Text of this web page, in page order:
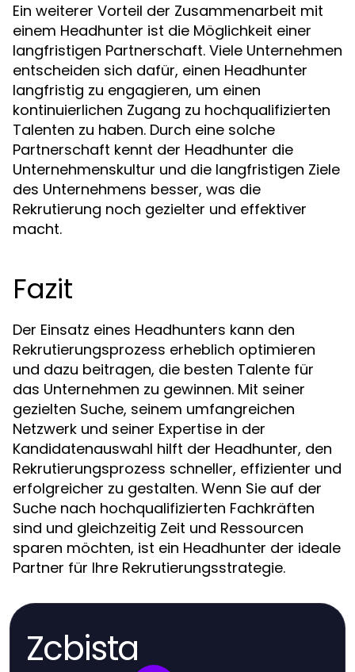
Ein weiterer Vorteil der Zusammenarbeit mit
einem Headhunter ist die Möglichkeit einer
langfristigen Partnerschaft. Viele Unternehmen
entscheiden sich dafür, einen Headhunter
langfristig zu engagieren, um einen
kontinuierlichen Zugang zu hochqualifizierten
Talenten zu haben. Durch eine solche
Partnerschaft kennt der Headhunter die
Unternehmenskultur und die langfristigen Ziele
des Unternehmens besser, was die
Rekrutierung noch gezielter und effektiver
macht.
Fazit
Der Einsatz eines Headhunters kann den
Rekrutierungsprozess erheblich optimieren
und dazu beitragen, die besten Talente für
das Unternehmen zu gewinnen. Mit seiner
gezielten Suche, seinem umfangreichen
Netzwerk und seiner Expertise in der
Kandidatenauswahl hilft der Headhunter, den
Rekrutierungsprozess schneller, effizienter und
erfolgreicher zu gestalten. Wenn Sie auf der
Suche nach hochqualifizierten Fachkräften
sind und gleichzeitig Zeit und Ressourcen
sparen möchten, ist ein Headhunter der ideale
Partner für Ihre Rekrutierungsstrategie.
Zcbista